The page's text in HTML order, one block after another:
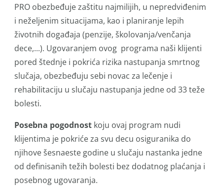
PRO obezbeđuje zaštitu najmilijih, u nepredviđenim
i neželjenim situacijama, kao i planiranje lepih
životnih događaja (penzije, školovanja/venčanja
dece,...). Ugovaranjem ovog programa naši klijenti
pored štednje i pokrića rizika nastupanja smrtnog
slučaja, obezbeđuju sebi novac za lečenje i
rehabilitaciju u slučaju nastupanja jedne od 33 teže
bolesti.
Posebna pogodnost koju ovaj program nudi
klijentima je pokriće za svu decu osiguranika do
njihove šesnaeste godine u slučaju nastanka jedne
od definisanih težih bolesti bez dodatnog plaćanja i
posebnog ugovaranja.